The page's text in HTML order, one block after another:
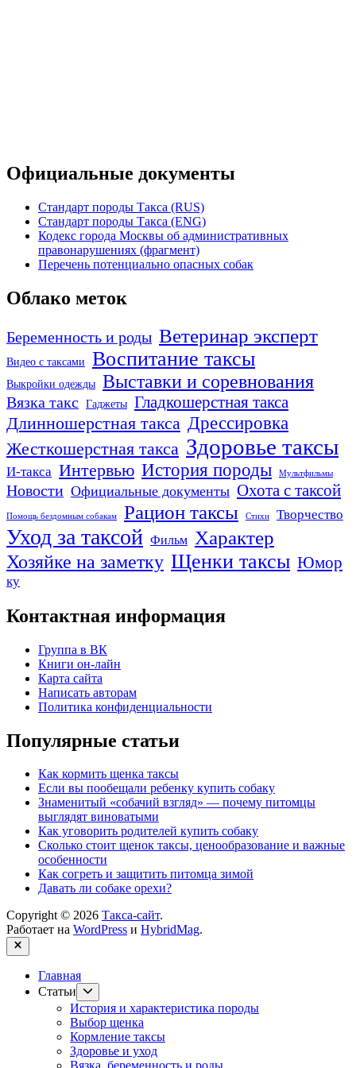
Официальные документы
Стандарт породы Такса (RUS)
Стандарт породы Такса (ENG)
Кодекс города Москвы об административных
правонарушениях (фрагмент)
Перечень потенциально опасных собак
Облако меток
Беременность и роды Ветеринар эксперт
Видео с таксами Воспитание таксы
Выкройки одежды Выставки и соревнования
Вязка такс Гаджеты Гладкошерстная такса
Длинношерстная такса Дрессировка
Жесткошерстная такса Здоровье таксы
И-такса Интервью История породы Мультфильмы
Новости Официальные документы Охота с таксой
Помощь бездомным собакам Рацион таксы Стихи Творчество
Уход за таксой Фильм Характер
Хозяйке на заметку Щенки таксы Юмор
ку
Контактная информация
Группа в ВК
Книги он-лайн
Карта сайта
Написать авторам
Политика конфиденциальности
Популярные статьи
Как кормить щенка таксы
Если вы пообещали ребенку купить собаку
Знаменитый «собачий взгляд» — почему питомцы
выглядят виноватыми
Как уговорить родителей купить собаку
Сколько стоит щенок таксы, ценообразование и важные
особенности
Как согреть и защитить питомца зимой
Давать ли собаке орехи?
Copyright © 2026 Такса-сайт.
Работает на WordPress и HybridMag.
Закрыть
Главная
Статьи
подменю
История и характеристика породы
Выбор щенка
Кормление таксы
Здоровье и уход